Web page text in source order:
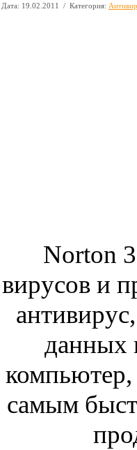
Дата: 19.02.2011 / Категория:
Norton
вирусов и
данных
самым